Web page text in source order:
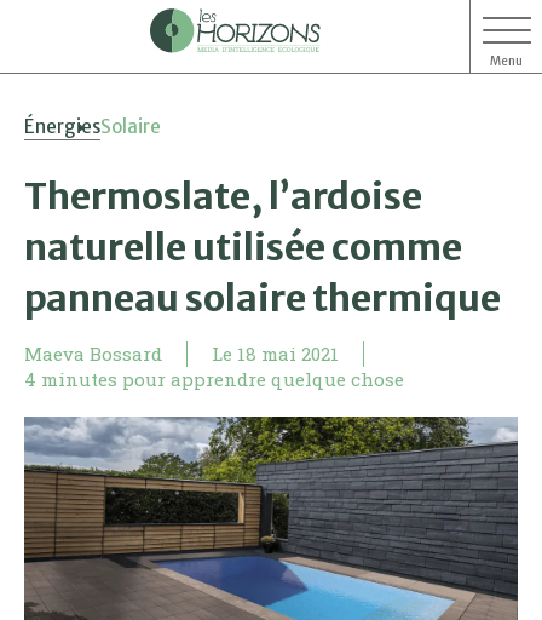
Menu
ÉnergiesSolaire
Thermoslate, l’ardoise
naturelle utilisée comme
panneau solaire thermique
Maeva Bossard Le 18 mai 2021
4 minutes pour apprendre quelque chose